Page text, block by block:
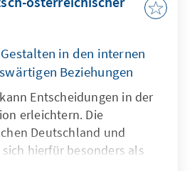
in den internen
Beziehungen
Entscheidungen in der
erleichtern. Die
Deutschland und
hierfür besonders als